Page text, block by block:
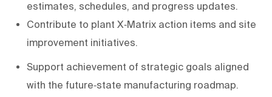
estimates, schedules, and progress updates.
Contribute to plant X‑Matrix action items and site
improvement initiatives.
Support achievement of strategic goals aligned
with the future‑state manufacturing roadmap.